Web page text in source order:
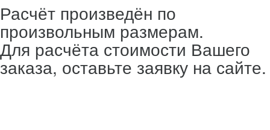
Расчёт произведён по
произвольным размерам.
Для расчёта стоимости Вашего
заказа, оставьте заявку на сайте.